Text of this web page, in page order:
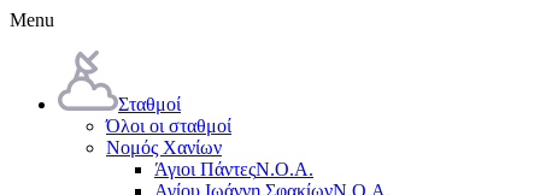
Menu
Σταθμοί
Όλοι οι σταθμοί
Νομός Χανίων
Άγιοι ΠάντεςΝ.Ο.Α.
Αγίου Ιωάννη ΣφακίωνΝ.Ο.Α.